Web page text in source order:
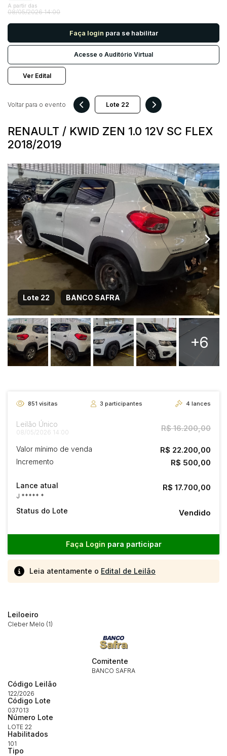
A partir das
08/05/2026 14:00
Faça login para se habilitar
Acesse o Auditório Virtual
Ver Edital
RENAULT / KWID ZEN 1.0 12V SC FLEX
2018/2019
Voltar para o evento
Lote 22 BANCO SAFRA
+6
851 visitas 3 participantes 4 lances
Leilão Único
08/05/2026 14:00 R$ 16.200,00
Valor mínimo de venda R$ 22.200,00
Incremento R$ 500,00
Lance atual
J ***** *
R$ 17.700,00
Status do Lote Vendido
Faça Login para participar
Leia atentamente o Edital de Leilão
Leiloeiro
Cleber Melo (1)
Comitente
BANCO SAFRA
Código Leilão
122/2026
Código Lote
037013
Número Lote
LOTE 22
Habilitados
101
Tipo
Envie sua Proposta
(Art. 895, CPC)
Histórico de Propostas
Habilite-se para efetuar lances ou
propostas